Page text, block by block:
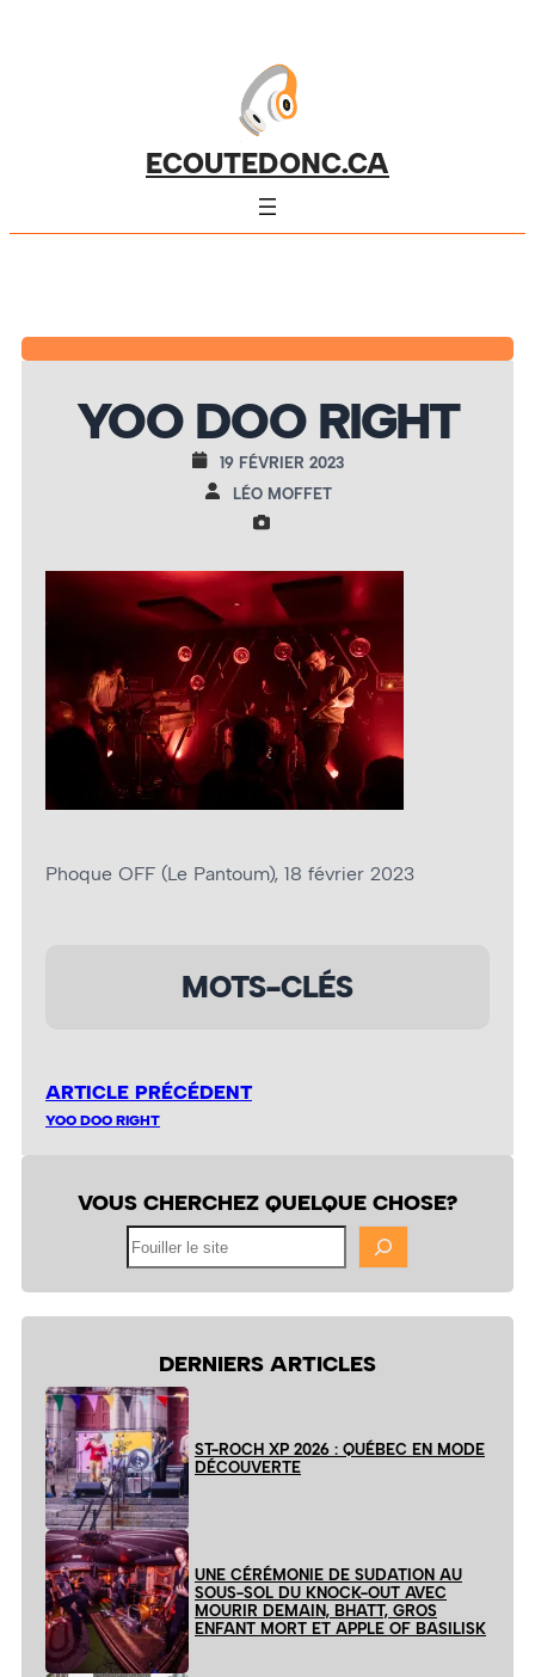
ECOUTEDONC.CA
YOO DOO RIGHT
19 FÉVRIER 2023
LÉO MOFFET
Phoque OFF (Le Pantoum), 18 février 2023
MOTS-CLÉS
ARTICLE PRÉCÉDENT
YOO DOO RIGHT
VOUS CHERCHEZ QUELQUE CHOSE?
DERNIERS ARTICLES
ST-ROCH XP 2026 : QUÉBEC EN MODE
DÉCOUVERTE
UNE CÉRÉMONIE DE SUDATION AU
SOUS-SOL DU KNOCK-OUT AVEC
MOURIR DEMAIN, BHATT, GROS
ENFANT MORT ET APPLE OF BASILISK